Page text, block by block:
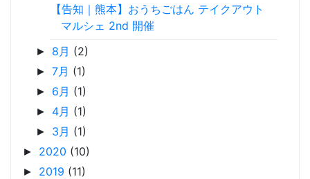
【告知｜熊本】おうちごはん テイクアウト
マルシェ 2nd 開催
► 8月 (2)
►7月 (1)
► 6月 (1)
► 4月 (1)
► 3月 (1)
► 2020 (10)
► 2019 (11)